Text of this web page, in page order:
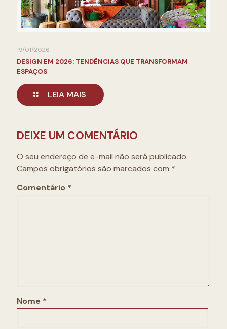
19/01/2026
DESIGN EM 2026: TENDÊNCIAS QUE TRANSFORMAM
ESPAÇOS
LEIA MAIS
DEIXE UM COMENTÁRIO
O seu endereço de e-mail não será publicado.
Campos obrigatórios são marcados com *
Comentário *
Nome *